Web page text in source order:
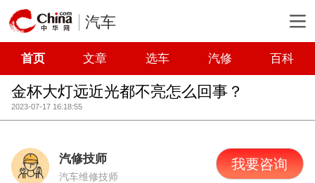
汽车
首页 文章 选车 汽修 百科
金杯大灯远近光都不亮怎么回事？
2023-07-17 16:18:55
汽修技师
汽车维修技师
我要咨询